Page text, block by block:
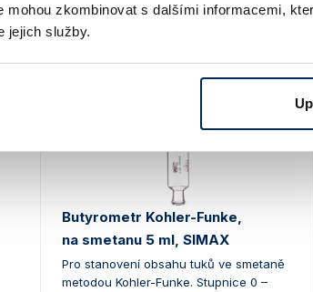
mohou zkombinovat s dalšími informacemi,
jejich služby.
Butyrometr Kohler-Funke,
na smetanu 5 ml, SIMAX
Pro stanovení obsahu tuků ve smetaně
metodou Kohler-Funke. Stupnice 0 –